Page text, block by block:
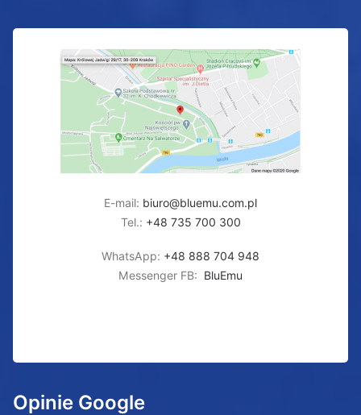
E-mail: biuro@bluemu.com.pl
Tel.: +48 735 700 300
WhatsApp: +48 888 704 948
Messenger FB: BluEmu
Opinie Google